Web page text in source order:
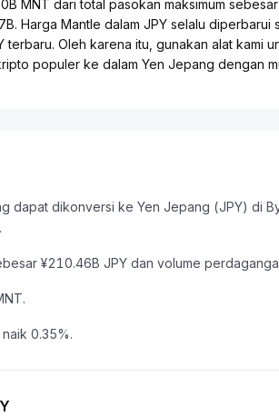
MNT dari total pasokan maksimum
Harga Mantle dalam JPY selalu diperbarui
Oleh karena itu, gunakan alat kami
populer ke dalam Yen Jepang dengan
dapat dikonversi ke Yen Jepang (JPY) di
¥210.46B JPY dan volume
0.35%.